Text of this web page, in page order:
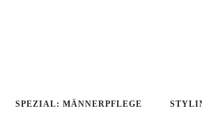
SPEZIAL: MÄNNERPFLEGE